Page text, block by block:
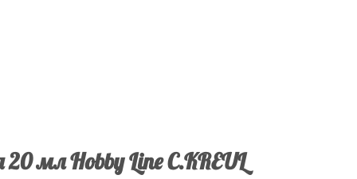
мл Hobby Line C.KREUL